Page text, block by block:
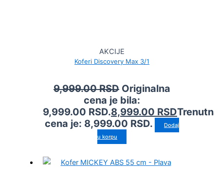
AKCIJE
Koferi Discovery Max 3/1
9,999.00RSD Originalna
cena je bila:
9,999.00 RSD.8,999.00 RSD
cena je: 8,999.00 RSD.
Dodaj
u korpu